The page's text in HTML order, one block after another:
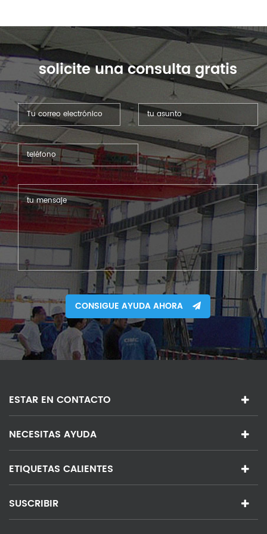
solicite una consulta gratis
CONSIGUE AYUDA AHORA
ESTAR EN CONTACTO
NECESITAS AYUDA
ETIQUETAS CALIENTES
SUSCRIBIR